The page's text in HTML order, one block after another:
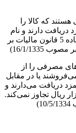
که کالا را
دارند و نام
آنان در تبصره یک این ماده ذکر شده است. (ماده 5 قانون مالیات بر
1/1335)
مصرفی را از
یا در مقابل
دریافت می‌دارند و
ریال تجاوز نمی‌کند.